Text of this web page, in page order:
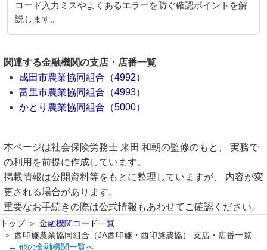
コード入力ミスやよくあるエラーを防ぐ確認ポイントを解
説します。
関連する金融機関の支店・店番一覧
成田市農業協同組合（4992）
富里市農業協同組合（4993）
かとり農業協同組合（5000）
本ページは社会保険労務士 来田 和朝の監修のもと、 実務で
の利用を前提に作成しています。
掲載情報は公開資料等をもとに整理していますが、 内容が変
更される場合があります。
重要なお手続きの際は公式情報もあわせてご確認ください。
トップ
金融機関コード一覧
西印旛農業協同組合（JA西印旛・西印旛農協） 支店・店番一覧
← 他の金融機関一覧へ